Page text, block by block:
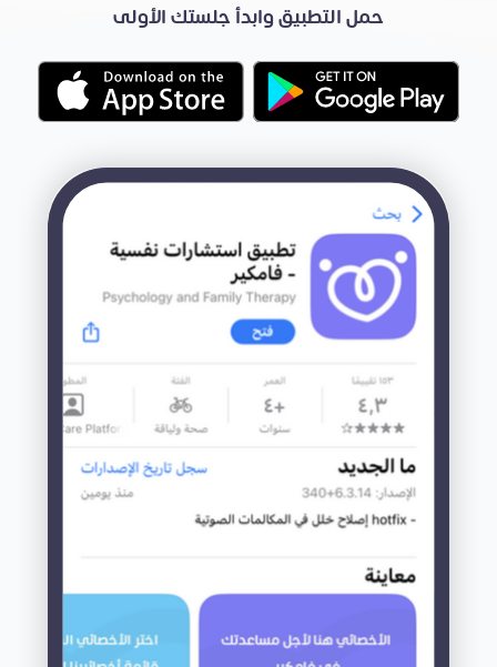
حمل التطبيق وابدأ جلستك الأولى